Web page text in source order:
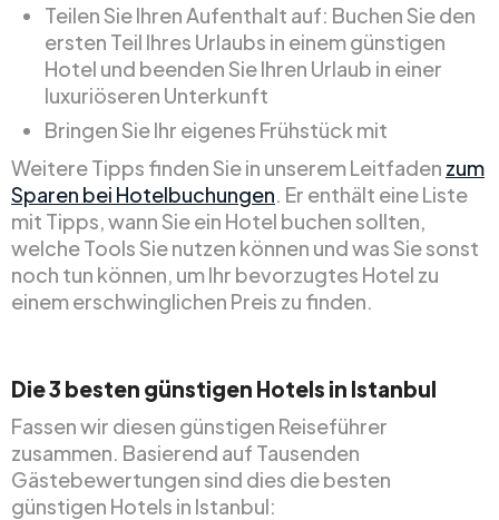
Teilen Sie Ihren Aufenthalt auf: Buchen Sie den
ersten Teil Ihres Urlaubs in einem günstigen
Hotel und beenden Sie Ihren Urlaub in einer
luxuriöseren Unterkunft
Bringen Sie Ihr eigenes Frühstück mit
Weitere Tipps finden Sie in unserem Leitfaden zum
Sparen bei Hotelbuchungen. Er enthält eine Liste
mit Tipps, wann Sie ein Hotel buchen sollten,
welche Tools Sie nutzen können und was Sie sonst
noch tun können, um Ihr bevorzugtes Hotel zu
einem erschwinglichen Preis zu finden.
Die 3 besten günstigen Hotels in Istanbul
Fassen wir diesen günstigen Reiseführer
zusammen. Basierend auf Tausenden
Gästebewertungen sind dies die besten
günstigen Hotels in Istanbul: